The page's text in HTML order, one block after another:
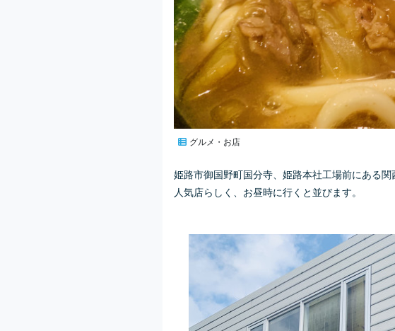
グルメ・お店
姫路市御国野町国分寺、姫路本社工場前にある関
人気店らしく、お昼時に行くと並びます。